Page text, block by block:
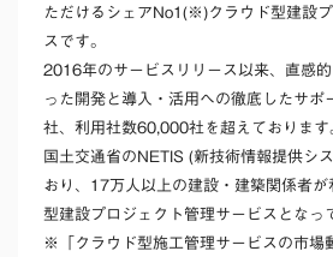
ただけるシェアNo1(※)クラウド型建設
スです。
2016年のサービスリリース以来、直感
った開発と導入・活用への徹底したサ
社、利用社数60,000社を超えております
国土交通省のNETIS (新技術情報提供シ
おり、17万人以上の建設・建築関係者
型建設プロジェクト管理サービスとなっ
※「クラウド型施工管理サービスの市場